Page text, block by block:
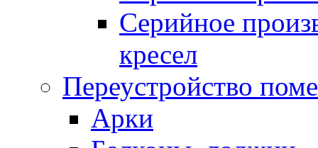
Серийное
кресел
Переустройство
Арки